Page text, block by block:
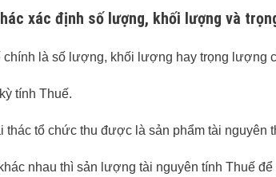
xác định số lượng, khối lượng và
là số lượng, khối lượng hay trọng lượng
tính Thuế.
tổ chức thu được là sản phẩm tài nguyên
nhau thì sản lượng tài nguyên tính Thuế